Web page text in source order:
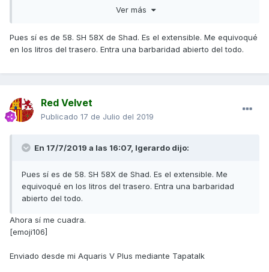
Ver más
Pues sí es de 58. SH 58X de Shad. Es el extensible. Me equivoqué
en los litros del trasero. Entra una barbaridad abierto del todo.
Red Velvet
Publicado 17 de Julio del 2019
En 17/7/2019 a las 16:07, Igerardo dijo:
Pues sí es de 58. SH 58X de Shad. Es el extensible. Me
equivoqué en los litros del trasero. Entra una barbaridad
abierto del todo.
Ahora sí me cuadra.
[emoji106]
Enviado desde mi Aquaris V Plus mediante Tapatalk